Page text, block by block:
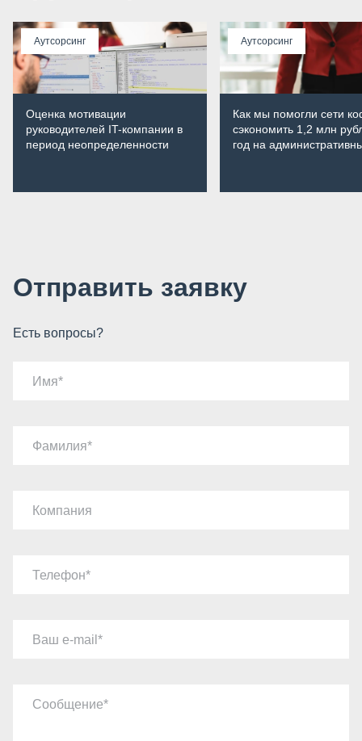
Аутсорсинг
Оценка мотивации
руководителей IT-компании в
период неопределенности
Аутсорсинг
Как мы помогли сети
сэкономить 1,2 млн
год на
Отправить заявку
Есть вопросы?
Имя
Фамилия
Компания
Телефон
Ваш e-mail
Сообщение